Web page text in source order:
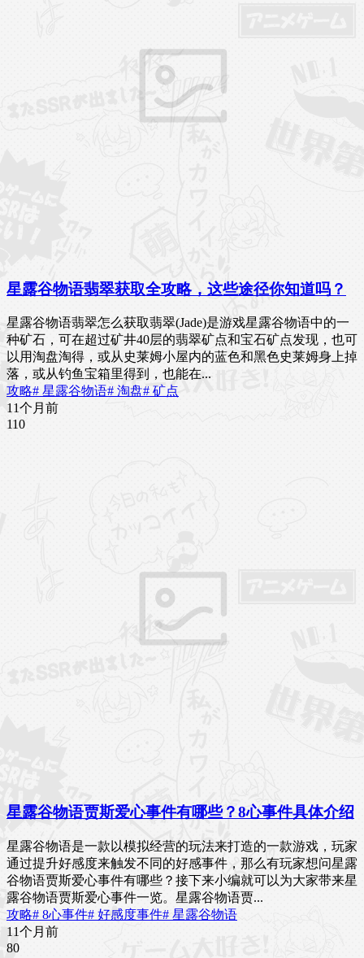
星露谷物语翡翠获取全攻略，这些途径你知道吗？
星露谷物语翡翠怎么获取翡翠(Jade)是游戏星露谷物语中的一
种矿石，可在超过矿井40层的翡翠矿点和宝石矿点发现，也可
以用淘盘淘得，或从史莱姆小屋内的蓝色和黑色史莱姆身上掉
落，或从钓鱼宝箱里得到，也能在...
攻略# 星露谷物语# 淘盘# 矿点
11个月前
110
星露谷物语贾斯爱心事件有哪些？8心事件具体介绍
星露谷物语是一款以模拟经营的玩法来打造的一款游戏，玩家
通过提升好感度来触发不同的好感事件，那么有玩家想问星露
谷物语贾斯爱心事件有哪些？接下来小编就可以为大家带来星
露谷物语贾斯爱心事件一览。星露谷物语贾...
攻略# 8心事件# 好感度事件# 星露谷物语
11个月前
80